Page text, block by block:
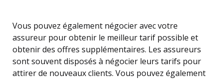
Vous pouvez également négocier avec votre
assureur pour obtenir le meilleur tarif possible et
obtenir des offres supplémentaires. Les assureurs
sont souvent disposés à négocier leurs tarifs pour
attirer de nouveaux clients. Vous pouvez également